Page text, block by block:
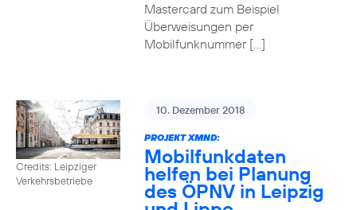
Mastercard zum Beispiel
Überweisungen per
Mobilfunknummer […]
Credits: Leipziger
Verkehrsbetriebe
10. Dezember 2018
PROJEKT XMND:
Mobilfunkdaten
helfen bei Planung
des ÖPNV in Leipzig